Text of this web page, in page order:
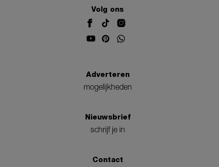
Volg ons
Adverteren
mogelijkheden
Nieuwsbrief
schrijf je in
Contact